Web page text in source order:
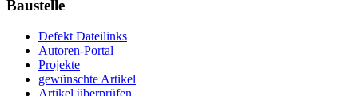
Baustelle
Defekt Dateilinks
Autoren-Portal
Projekte
gewünschte Artikel
Artikel überprüfen